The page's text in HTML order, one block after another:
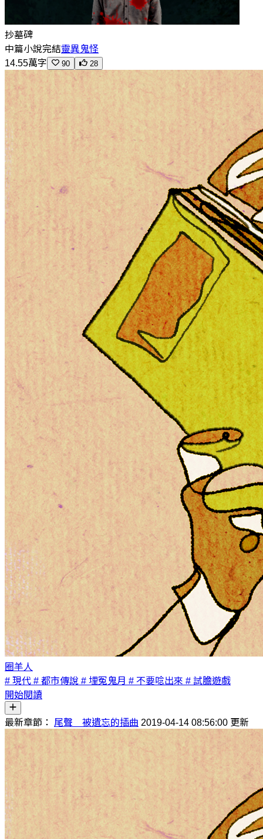
抄墓碑
中篇小說完結靈異鬼怪
14.55萬字
90 28
圈羊人
# 現代 # 都市傳說 # 埋冤鬼月 # 不要唸出來 # 試膽遊戲
開始閱讀
最新章節： 尾聲 被遺忘的插曲 2019-04-14 08:56:00 更新